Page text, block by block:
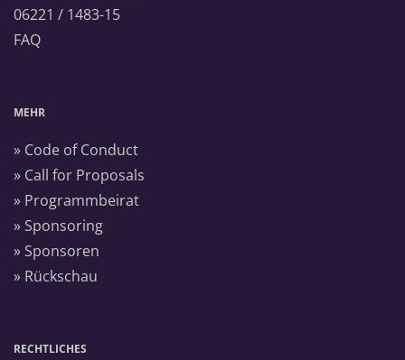
06221 / 1483-15
FAQ
MEHR
» Code of Conduct
» Call for Proposals
» Programmbeirat
» Sponsoring
» Sponsoren
» Rückschau
RECHTLICHES